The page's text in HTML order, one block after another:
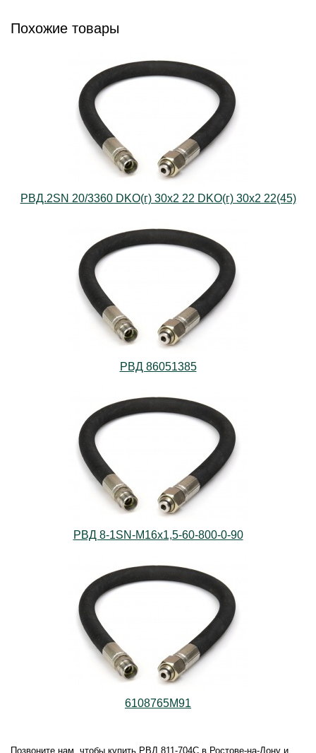
Похожие товары
РВД.2SN 20/3360 DKO(г) 30х2 22 DKO(г) 30х2 22(45)
РВД 86051385
РВД 8-1SN-M16х1,5-60-800-0-90
6108765М91
Позвоните нам, чтобы купить РВД.811-704С в Ростове-на-Дону и